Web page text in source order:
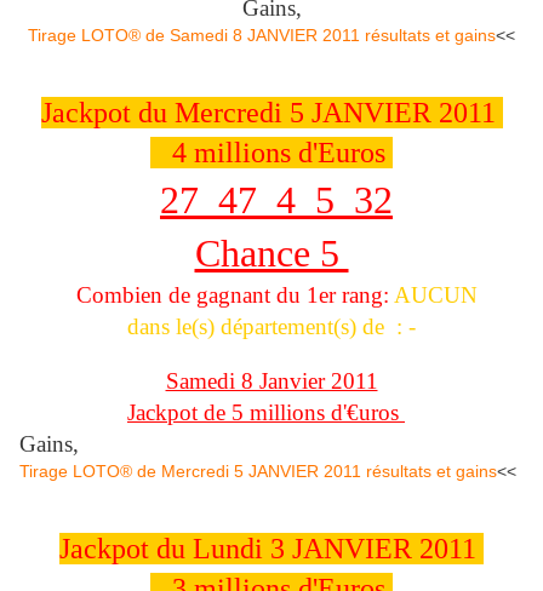
Gains,
Tirage LOTO® de Samedi 8 JANVIER 2011 résultats et gains<<
Jackpot du Mercredi 5 JANVIER 2011
4 millions d'Euros
27 47 4 5 32
Chance 5
Combien de gagnant du 1er rang: AUCUN
dans le(s) département(s) de : -
Samedi 8 Janvier 2011
Jackpot de 5 millions d'€uros
Gains,
Tirage LOTO® de Mercredi 5 JANVIER 2011 résultats et gains<<
Jackpot du Lundi 3 JANVIER 2011